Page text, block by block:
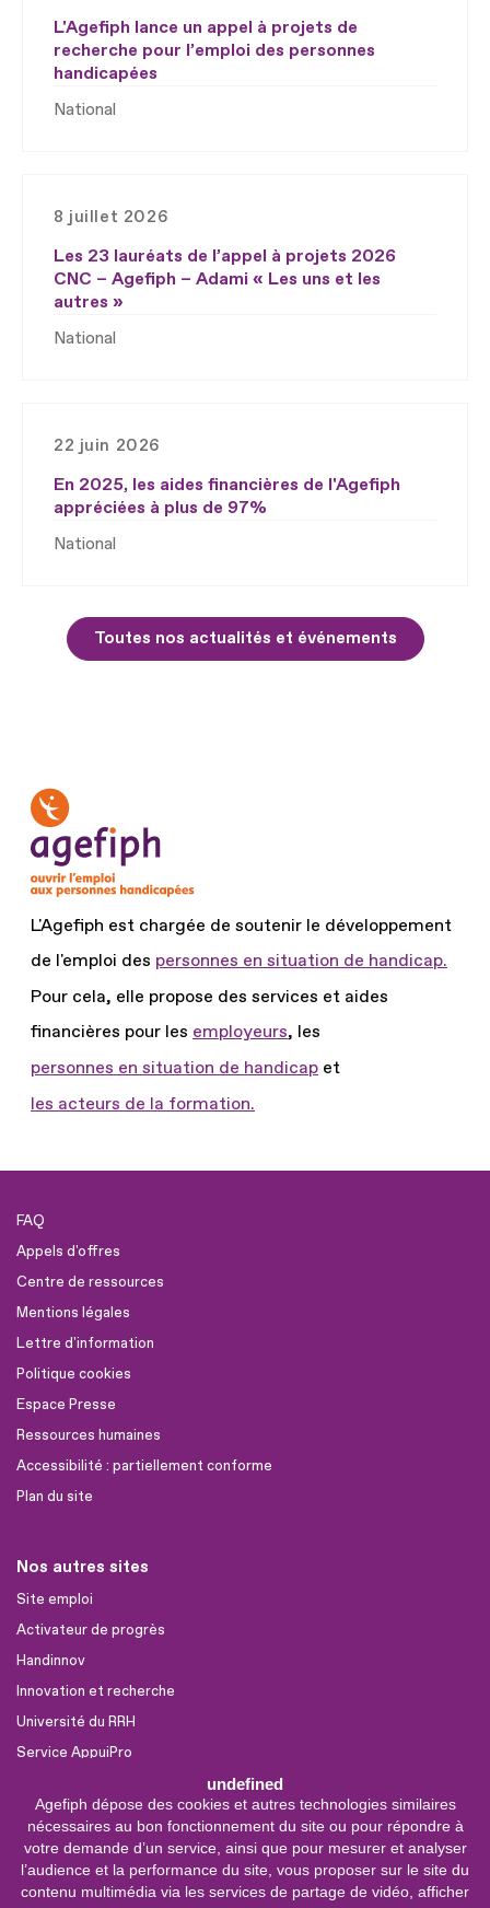
undefined
Agefiph dépose des cookies et autres technologies similaires
nécessaires au bon fonctionnement du site ou pour répondre à
votre demande d’un service, ainsi que pour mesurer et analyser
l’audience et la performance du site, vous proposer sur le site du
contenu multimédia via les services de partage de vidéo, afficher
L'Agefiph lance un appel à projets de
recherche pour l’emploi des personnes
handicapées
National
8 juillet 2026
Les 23 lauréats de l’appel à projets 2026
CNC – Agefiph – Adami « Les uns et les
autres »
National
22 juin 2026
En 2025, les aides financières de l'Agefiph
appréciées à plus de 97%
National
Toutes nos actualités et événements
L'Agefiph est chargée de soutenir le développement
de l'emploi des personnes en situation de handicap.
Pour cela, elle propose des services et aides
financières pour les employeurs, les
personnes en situation de handicap et
les acteurs de la formation.
FAQ
Appels d'offres
Centre de ressources
Mentions légales
Lettre d'information
Politique cookies
Espace Presse
Ressources humaines
Accessibilité : partiellement conforme
Plan du site
Nos autres sites
Site emploi
Activateur de progrès
Handinnov
Innovation et recherche
Université du RRH
Service AppuiPro
Nous suivre
Youtube
Linkedin